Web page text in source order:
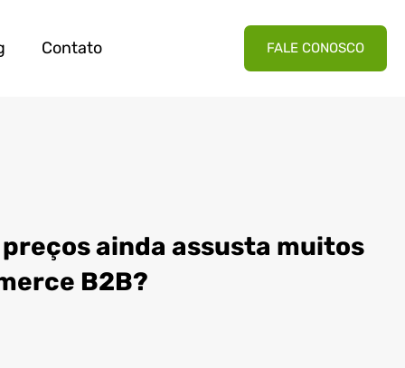
Contato FALE CONOSCO
ainda assusta muitos
B2B?